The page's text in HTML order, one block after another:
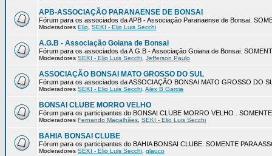
APB-ASSOCIAÇÃO PARANAENSE DE BONSAI
Fórum para os associados da APB - Associação Paranaense de Bonsai.
Moderadores Elio SEKI - Elio Luis Secchi
A.G.B - Associação Goiana de Bonsai
Fórum para os associados da A.G.B - Associação Goiana de Bonsai.
Moderadores SEKI - Elio Luis Secchi Jefferson Paulo
ASSOCIAÇÃO BONSAI MATO GROSSO DO SUL
Fórum para os associados da ASSOCIAÇÃO BONSAI MATO GROSSO DO
Moderadores SEKI - Elio Luis Secchi Alex B Garcia
BONSAI CLUBE MORRO VELHO
Fórum para os participantes do BONSAI CLUBE MORRO VELHO .
Moderadores Fernando Magalhães SEKI - Elio Luis Secchi
BAHIA BONSAI CLUBE
Fórum para os participantes do BAHIA BONSAI CLUBE. SOMENTE PARA
Moderadores SEKI - Elio Luis Secchi glauco